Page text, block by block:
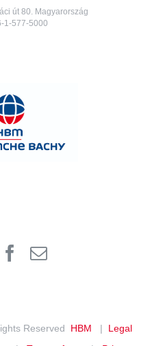
út 80. Magyarország
1-577-5000
Reserved HBM | Legal